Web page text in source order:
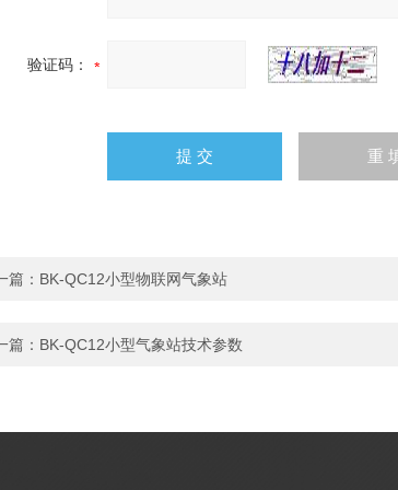
验证码：
篇： BK-QC12小型物联网气象站
篇： BK-QC12小型气象站技术参数